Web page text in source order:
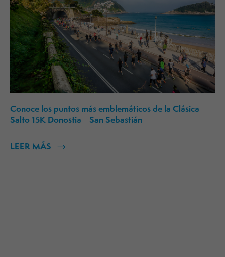
Conoce los puntos más emblemáticos de la Clásica
Salto 15K Donostia – San Sebastián
LEER MÁS